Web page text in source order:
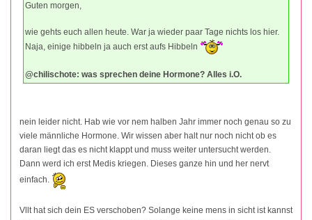
Guten morgen,
wie gehts euch allen heute. War ja wieder paar Tage nichts los hier.
Naja, einige hibbeln ja auch erst aufs Hibbeln
@chilischote: was sprechen deine Hormone? Alles i.O.
nein leider nicht. Hab wie vor nem halben Jahr immer noch genau so zu
viele männliche Hormone. Wir wissen aber halt nur noch nicht ob es
daran liegt das es nicht klappt und muss weiter untersucht werden.
Dann werd ich erst Medis kriegen. Dieses ganze hin und her nervt
einfach.
Vllt hat sich dein ES verschoben? Solange keine mens in sicht ist kannst